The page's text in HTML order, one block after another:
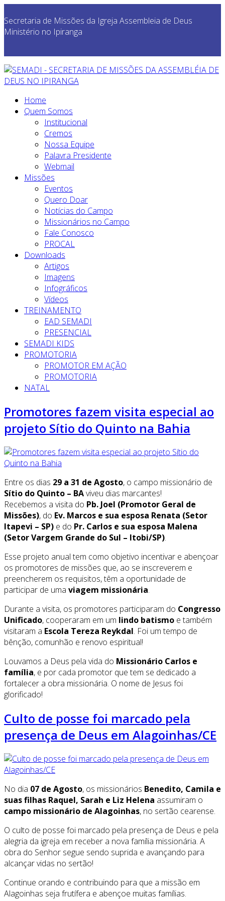
Secretaria de Missões da Igreja Assembleia de Deus
Ministério no Ipiranga
Home
Quem Somos
Institucional
Cremos
Nossa Equipe
Palavra Presidente
Webmail
Missões
Eventos
Quero Doar
Notícias do Campo
Missionários no Campo
Fale Conosco
PROCAL
Downloads
Artigos
Imagens
Infográficos
Vídeos
TREINAMENTO
EAD SEMADI
PRESENCIAL
SEMADI KIDS
PROMOTORIA
PROMOTOR EM AÇÃO
PROMOTORIA
NATAL
Promotores fazem visita especial ao
projeto Sítio do Quinto na Bahia
Entre os dias 29 a 31 de Agosto, o campo missionário de
Sítio do Quinto – BAviveu dias marcantes!
Recebemos a visita do Pb. Joel (Promotor Geral de
Missões), do Ev. Marcos e sua esposa Renata (Setor
Itapevi – SP) e do Pr. Carlos e sua esposa Malena
(Setor Vargem Grande do Sul – Itobi/SP).
Esse projeto anual tem como objetivo incentivar e abençoar
os promotores de missões que, ao se inscreverem e
preencherem os requisitos, têm a oportunidade de
participar de uma viagem missionária.
Durante a visita, os promotores participaram do Congresso
Unificado, cooperaram em um lindo batismo e também
visitaram a Escola Tereza Reykdal. Foi um tempo de
bênção, comunhão e renovo espiritual!
Louvamos a Deus pela vida do Missionário Carlos e
família, e por cada promotor que tem se dedicado a
fortalecer a obra missionária. O nome de Jesus foi
glorificado!
Culto de posse foi marcado pela
presença de Deus em Alagoinhas/CE
No dia 07 de Agosto, os missionários Benedito, Camila e
suas filhas Raquel, Sarah e Liz Helena assumiram o
campo missionário de Alagoinhas, no sertão cearense.
O culto de posse foi marcado pela presença de Deus e pela
alegria da igreja em receber a nova família missionária. A
obra do Senhor segue sendo suprida e avançando para
alcançar vidas no sertão!
Continue orando e contribuindo para que a missão em
Alagoinhas seja frutífera e abençoe muitas famílias.